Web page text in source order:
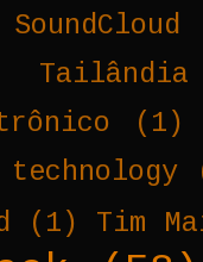
SoundCloud
Tailândia
(1)
technology
(1) Tim